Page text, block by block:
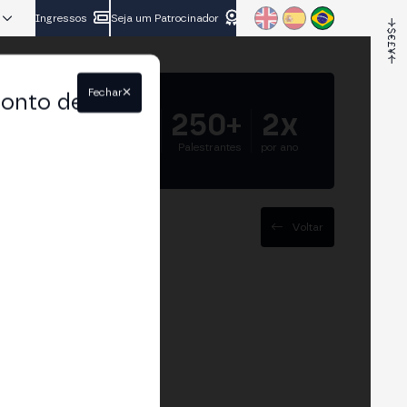
Ingressos Seja um Patrocinador
250+
Palestrantes
2x
por ano
Voltar
Brasil
de
Fechar